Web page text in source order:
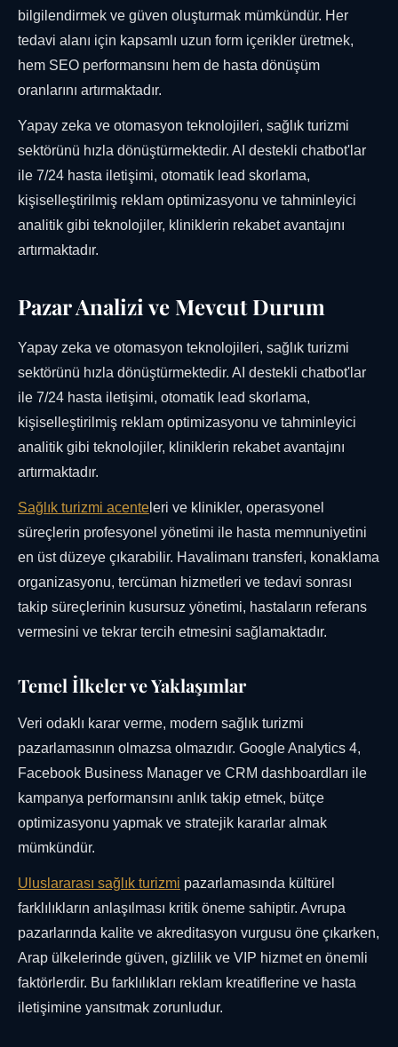
bilgilendirmek ve güven oluşturmak mümkündür. Her
tedavi alanı için kapsamlı uzun form içerikler üretmek,
hem SEO performansını hem de hasta dönüşüm
oranlarını artırmaktadır.
Yapay zeka ve otomasyon teknolojileri, sağlık turizmi
sektörünü hızla dönüştürmektedir. AI destekli chatbot'lar
ile 7/24 hasta iletişimi, otomatik lead skorlama,
kişiselleştirilmiş reklam optimizasyonu ve tahminleyici
analitik gibi teknolojiler, kliniklerin rekabet avantajını
artırmaktadır.
Pazar Analizi ve Mevcut Durum
Yapay zeka ve otomasyon teknolojileri, sağlık turizmi
sektörünü hızla dönüştürmektedir. AI destekli chatbot'lar
ile 7/24 hasta iletişimi, otomatik lead skorlama,
kişiselleştirilmiş reklam optimizasyonu ve tahminleyici
analitik gibi teknolojiler, kliniklerin rekabet avantajını
artırmaktadır.
Sağlık turizmi acente leri ve klinikler, operasyonel
süreçlerin profesyonel yönetimi ile hasta memnuniyetini
en üst düzeye çıkarabilir. Havalimanı transferi, konaklama
organizasyonu, tercüman hizmetleri ve tedavi sonrası
takip süreçlerinin kusursuz yönetimi, hastaların referans
vermesini ve tekrar tercih etmesini sağlamaktadır.
Temel İlkeler ve Yaklaşımlar
Veri odaklı karar verme, modern sağlık turizmi
pazarlamasının olmazsa olmazıdır. Google Analytics 4,
Facebook Business Manager ve CRM dashboardları ile
kampanya performansını anlık takip etmek, bütçe
optimizasyonu yapmak ve stratejik kararlar almak
mümkündür.
Uluslararası sağlık turizmi pazarlamasında kültürel
farklılıkların anlaşılması kritik öneme sahiptir. Avrupa
pazarlarında kalite ve akreditasyon vurgusu öne çıkarken,
Arap ülkelerinde güven, gizlilik ve VIP hizmet en önemli
faktörlerdir. Bu farklılıkları reklam kreatiflerine ve hasta
iletişimine yansıtmak zorunludur.